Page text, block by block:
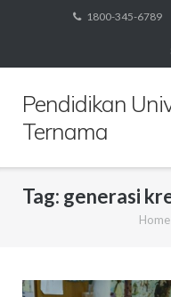
1800-345-6789
Pendidikan
Ternama
Tag: generasi
Home